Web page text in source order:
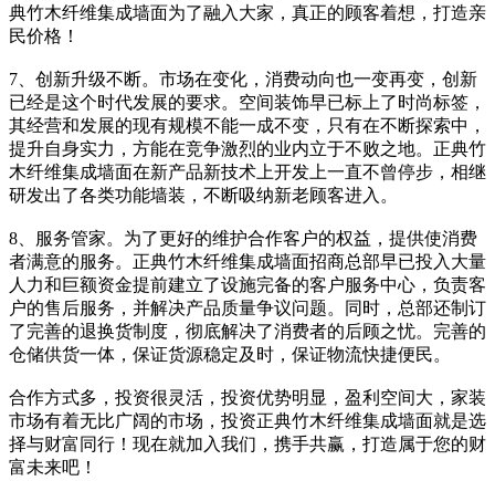
典竹木纤维集成墙面为了融入大家，真正的顾客着想，打造亲
民价格！
7、创新升级不断。市场在变化，消费动向也一变再变，创新
已经是这个时代发展的要求。空间装饰早已标上了时尚标签，
其经营和发展的现有规模不能一成不变，只有在不断探索中，
提升自身实力，方能在竞争激烈的业内立于不败之地。正典竹
木纤维集成墙面在新产品新技术上开发上一直不曾停步，相继
研发出了各类功能墙装，不断吸纳新老顾客进入。
8、服务管家。为了更好的维护合作客户的权益，提供使消费
者满意的服务。正典竹木纤维集成墙面招商总部早已投入大量
人力和巨额资金提前建立了设施完备的客户服务中心，负责客
户的售后服务，并解决产品质量争议问题。同时，总部还制订
了完善的退换货制度，彻底解决了消费者的后顾之忧。完善的
仓储供货一体，保证货源稳定及时，保证物流快捷便民。
合作方式多，投资很灵活，投资优势明显，盈利空间大，家装
市场有着无比广阔的市场，投资正典竹木纤维集成墙面就是选
择与财富同行！现在就加入我们，携手共赢，打造属于您的财
富未来吧！